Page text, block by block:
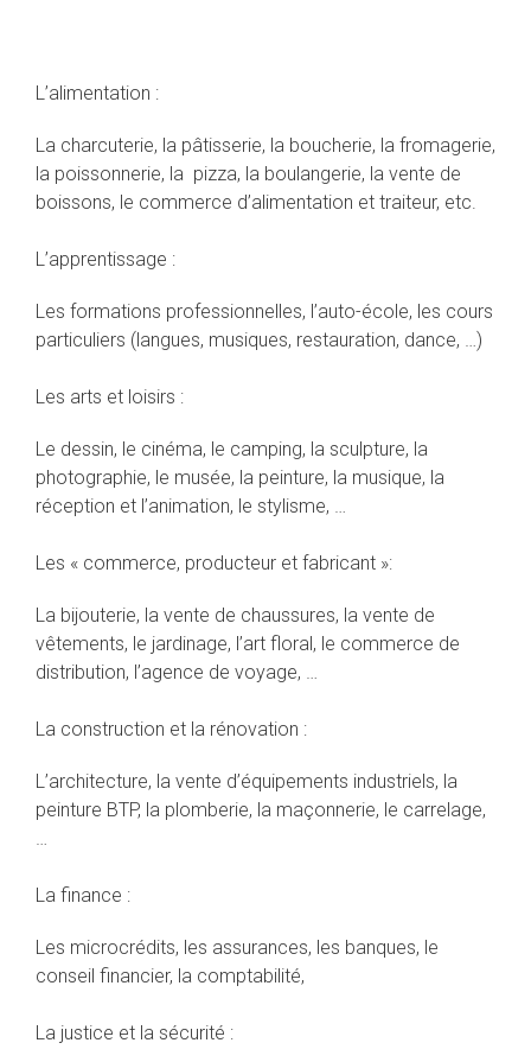
L’alimentation :
La charcuterie, la pâtisserie, la boucherie, la fromagerie,
la poissonnerie, la pizza, la boulangerie, la vente de
boissons, le commerce d’alimentation et traiteur, etc.
L’apprentissage :
Les formations professionnelles, l’auto-école, les cours
particuliers (langues, musiques, restauration, dance, …)
Les arts et loisirs :
Le dessin, le cinéma, le camping, la sculpture, la
photographie, le musée, la peinture, la musique, la
réception et l’animation, le stylisme, …
Les « commerce, producteur et fabricant »:
La bijouterie, la vente de chaussures, la vente de
vêtements, le jardinage, l’art floral, le commerce de
distribution, l’agence de voyage, …
La construction et la rénovation :
L’architecture, la vente d’équipements industriels, la
peinture BTP, la plomberie, la maçonnerie, le carrelage,
La finance :
Les microcrédits, les assurances, les banques, le
conseil financier, la comptabilité,
La justice et la sécurité :